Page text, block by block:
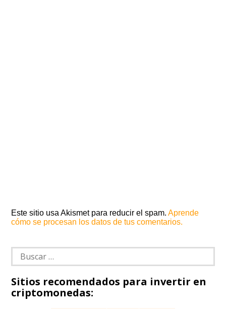
Este sitio usa Akismet para reducir el spam.Aprende
cómo se procesan los datos de tus comentarios.
Buscar:
Sitios recomendados para invertir en
criptomonedas: